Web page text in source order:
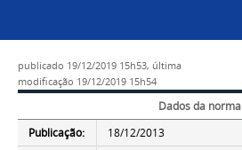
publicado 19/12/2019 15h53, última
modificação 19/12/2019 15h54
Dados da norma
Publicação:
18/12/2013